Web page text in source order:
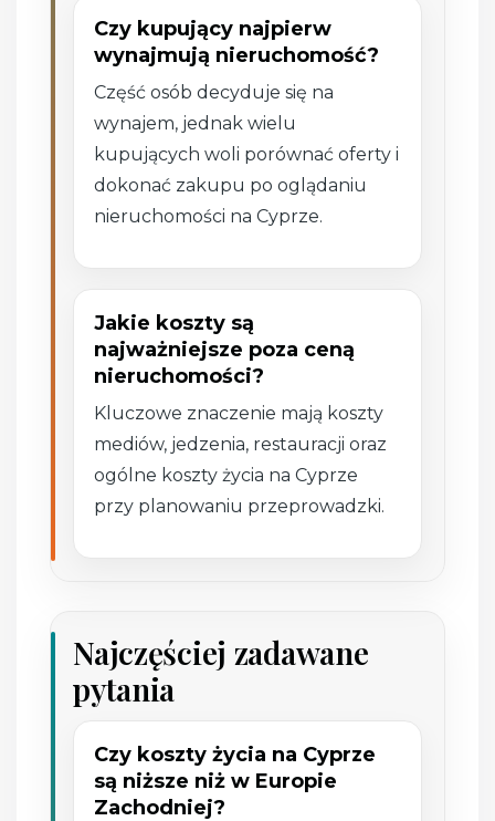
Czy kupujący najpierw
wynajmują nieruchomość?
Część osób decyduje się na
wynajem, jednak wielu
kupujących woli porównać oferty i
dokonać zakupu po oglądaniu
nieruchomości na Cyprze.
Jakie koszty są
najważniejsze poza ceną
nieruchomości?
Kluczowe znaczenie mają koszty
mediów, jedzenia, restauracji oraz
ogólne koszty życia na Cyprze
przy planowaniu przeprowadzki.
Najczęściej zadawane
pytania
Czy koszty życia na Cyprze
są niższe niż w Europie
Zachodniej?